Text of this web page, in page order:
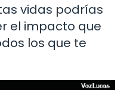
vidas podrías
el impacto que
los que te